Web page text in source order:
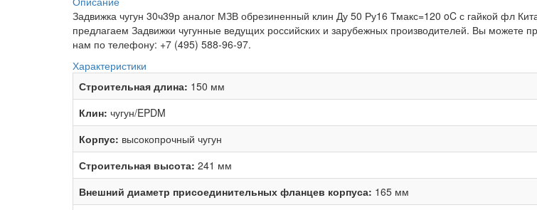
Задвижка чугун 30ч39р аналог МЗВ обрезиненный клин Ду 50 Ру16 Тмакс=120 oC с гайкой фл
предлагаем Задвижки чугунные ведущих российских и зарубежных производителей. Вы можете
нам по телефону: +7 (495) 588-96-97.
Характеристики
Строительная длина: 150 мм
Клин: чугун/EPDM
Корпус: высокопрочный чугун
Строительная высота: 241 мм
Внешний диаметр присоединительных фланцев корпуса: 165 мм